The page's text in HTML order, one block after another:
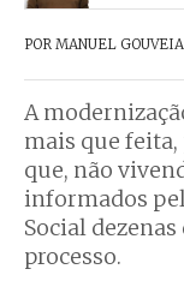
POR MANUEL GOUVEIA
A
mais que
que, não
informados
Social
processo.